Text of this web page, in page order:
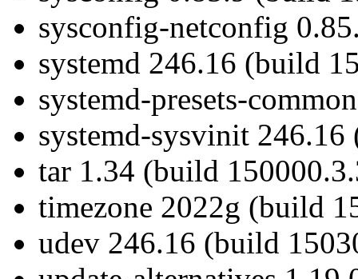
sysconfig-netconfig
systemd 246.16 (build
systemd-presets-
systemd-sysvinit
tar 1.34 (build
timezone 2022g (build
udev 246.16 (build